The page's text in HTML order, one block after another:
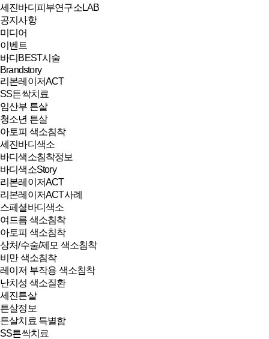
세진바디피부연구소LAB
공지사항
미디어
이벤트
바디BEST시술
Brandstory
리본레이저ACT
SS튼싹치료
임산부 튼살
청소년 튼살
아토피 색소침착
세진바디색소
바디색소침착정보
바디색소Story
리본레이저ACT
리본레이저ACT사례
스페셜바디색소
여드름 색소침착
아토피 색소침착
상처/수술/제모 색소침착
비만 색소침착
레이저 부작용 색소침착
난치성 색소질환
세진튼살
튼살정보
튼살치료 특별함
SS튼싹치료